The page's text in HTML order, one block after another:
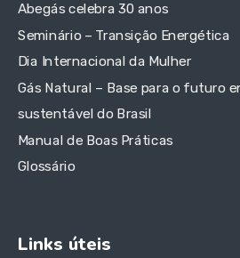
Abegás celebra 30 anos
Seminário – Transição Energética
Dia Internacional da Mulher
Gás Natural – Base para o futuro
sustentável do Brasil
Manual de Boas Práticas
Glossário
Links úteis